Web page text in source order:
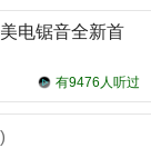
电锯音全新首
有9476人听过